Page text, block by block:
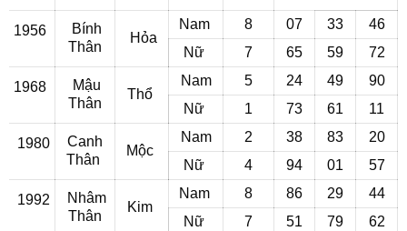
1956
Bính
Thân
Hỏa
Nam 8 07 33
46
Nữ
7 65 59 72
1968
Mậu
Thân
Thổ
Nam 5 24 49
90
Nữ
1 73 61 11
1980
Canh
Thân
Mộc
Nam 2 38 83
20
Nữ
4 94 01 57
1992
Nhâm
Thân
Kim
Nam 8 86 29
44
Nữ
7 51 79 62